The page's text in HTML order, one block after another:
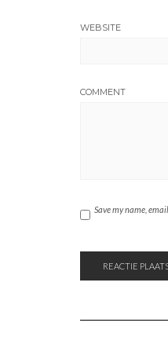
WEBSITE
COMMENT
Save my name,